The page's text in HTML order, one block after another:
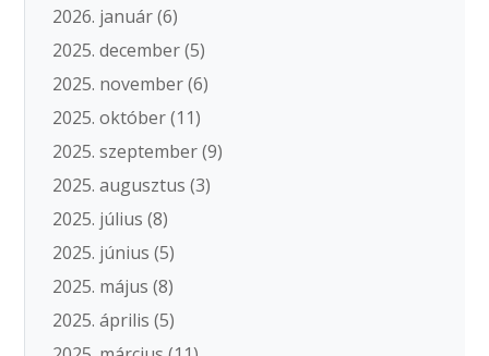
2026. január(6)
2025. december(5)
2025. november(6)
2025. október(11)
2025. szeptember(9)
2025. augusztus (3)
2025. július (8)
2025. június (5)
2025. május (8)
2025. április (5)